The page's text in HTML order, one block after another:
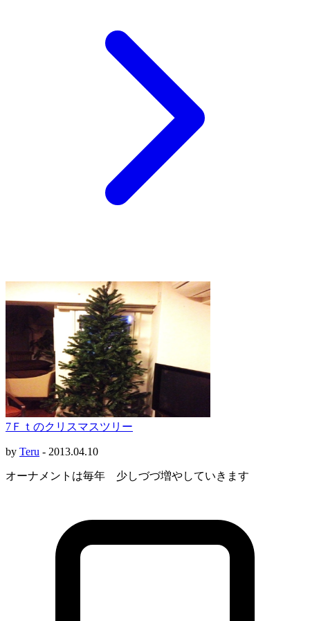
7Ｆｔのクリスマスツリー
by Teru - 2013.04.10
オーナメントは毎年 少しづづ増やしていきます